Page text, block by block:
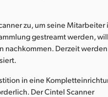
zu, um seine Mitarbeiter
gestreamt werden,
nachkommen. Derzeit
in eine
Der Cintel Scanner